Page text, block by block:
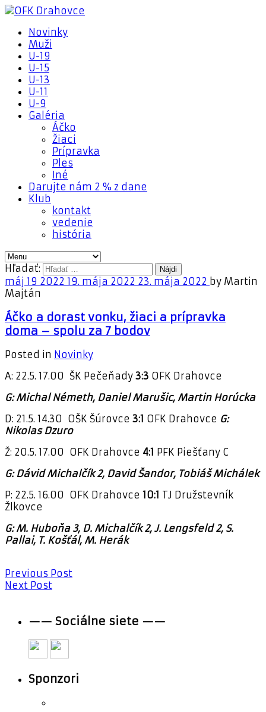
Novinky
Muži
U-19
U-15
U-13
U-11
U-9
Galéria
Áčko
Žiaci
Prípravka
Ples
Iné
Darujte nám 2 % z dane
Klub
kontakt
vedenie
história
Hľadať:
máj 19 2022 19. mája 2022 23. mája 2022 by Martin
Majtán
Áčko a dorast vonku, žiaci a prípravka
doma – spolu za 7 bodov
Posted in Novinky
A: 22.5. 17.00 ŠK Pečeňady 3:3 OFK Drahovce
G: Michal Németh, Daniel Marušic, Martin Horúcka
D: 21.5. 14.30 OŠK Šúrovce 3:1 OFK Drahovce G:
Nikolas Dzuro
Ž: 20.5. 17.00 OFK Drahovce 4:1 PFK Piešťany C
G: Dávid Michalčík 2, David Šandor, Tobiáš Michálek
P: 22.5. 16.00 OFK Drahovce 10:1 TJ Družstevník
Žlkovce
G: M. Huboňa 3, D. Michalčík 2, J. Lengsfeld 2, S.
Pallai, T. Košťál, M. Herák
Previous Post
Next Post
—— Sociálne siete ——
Sponzori